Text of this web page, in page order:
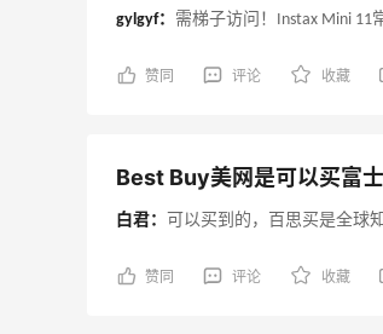
gylgyf： 需梯子访问！Instax Mini 11
赞同 评论 收藏
Best Buy美网是可以买富
白君： 可以买到的，百思买是全球
赞同 评论 收藏